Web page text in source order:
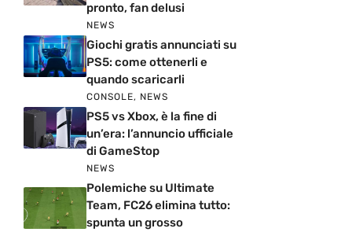
pronto, fan delusi
NEWS
Giochi gratis annunciati su
PS5: come ottenerli e
quando scaricarli
CONSOLE, NEWS
PS5 vs Xbox, è la fine di
un’era: l’annuncio ufficiale
di GameStop
NEWS
Polemiche su Ultimate
Team, FC26 elimina tutto:
spunta un grosso